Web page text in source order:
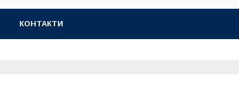
КОНТАКТИ